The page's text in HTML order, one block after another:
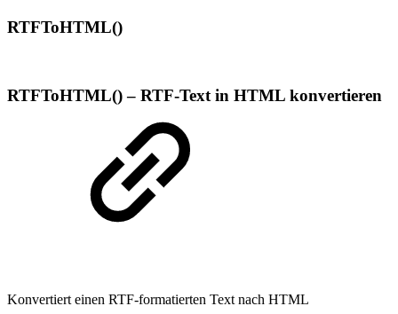
RTFToHTML()
RTFToHTML() – RTF-Text in HTML konvertieren
Konvertiert einen RTF-formatierten Text nach HTML